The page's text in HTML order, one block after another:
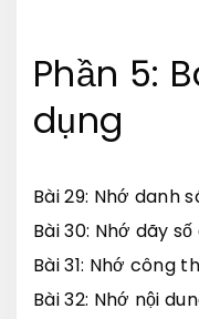
Phần 5:
dụng
Bài 29: Nhớ danh
Bài 30: Nhớ dãy số
Bài 31: Nhớ công
Bài 32: Nhớ nội